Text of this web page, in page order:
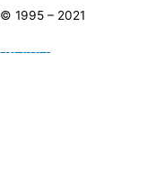
© 1995 – 2021